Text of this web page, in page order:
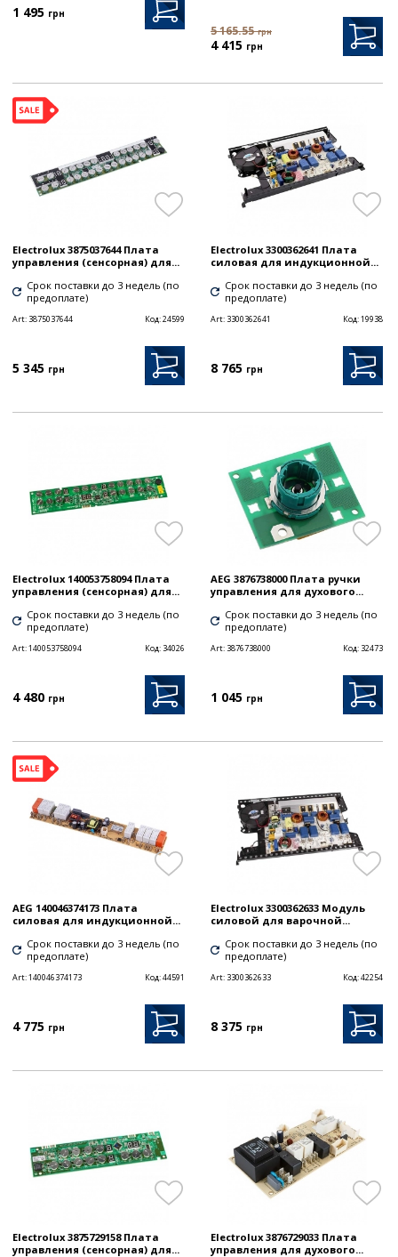
1 495 грн
5 165.55 грн
4 415 грн
Electrolux 3875037644 Плата
управления (сенсорная) для...
Срок поставки до 3 недель (по
предоплате)
Art: 3875037644 Код:24599
5 345 грн
Electrolux 3300362641 Плата
силовая для индукционной...
Срок поставки до 3 недель (по
предоплате)
Art: 3300362641 Код:19938
8 765 грн
Electrolux 140053758094 Плата
управления (сенсорная) для...
Срок поставки до 3 недель (по
предоплате)
Art:140053758094 Код: 34026
4 480 грн
AEG 3876738000 Плата ручки
управления для духового...
Срок поставки до 3 недель (по
предоплате)
Art: 3876738000 Код: 32473
1 045 грн
AEG 140046374173 Плата
силовая для индукционной...
Срок поставки до 3 недель (по
предоплате)
Art:140046374173 Код:44591
4 775 грн
Electrolux 3300362633 Модуль
силовой для варочной...
Срок поставки до 3 недель (по
предоплате)
Art: 3300362633 Код:42254
8 375 грн
Electrolux 3875729158 Плата
управления (сенсорная) для...
Electrolux 3876729033 Плата
управления для духового...